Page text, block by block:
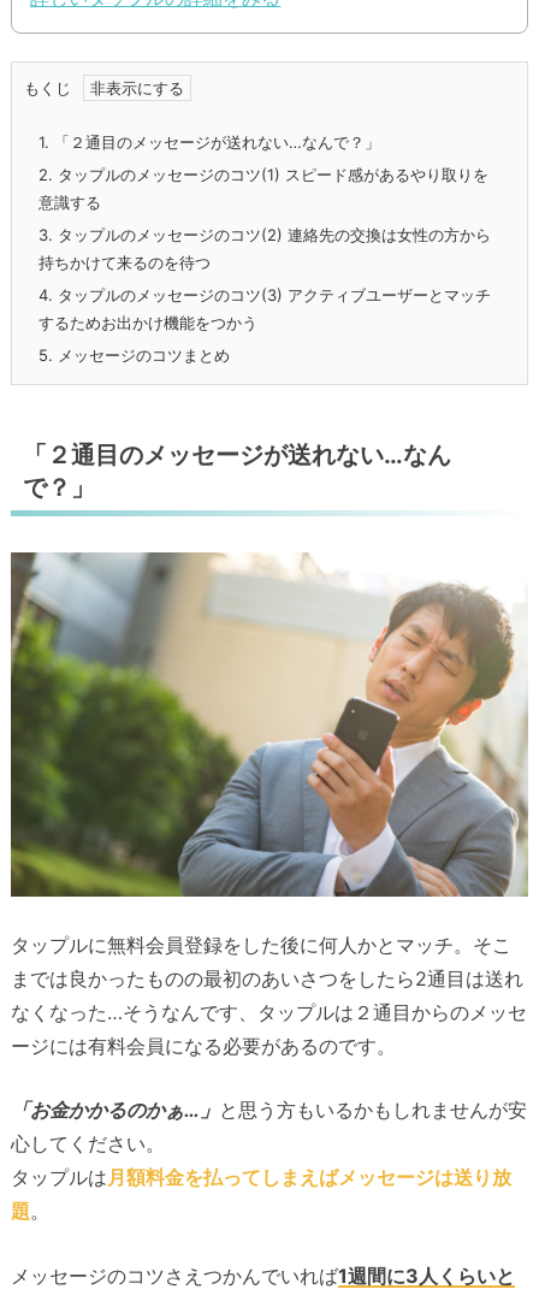
もくじ
1. 「２通目のメッセージが送れない…なんで？」
2. タップルのメッセージのコツ(1) スピード感があるやり取りを
意識する
3. タップルのメッセージのコツ(2) 連絡先の交換は女性の方から
持ちかけて来るのを待つ
4. タップルのメッセージのコツ(3) アクティブユーザーとマッチ
するためお出かけ機能をつかう
5. メッセージのコツまとめ
「２通目のメッセージが送れない…なん
で？」
タップルに無料会員登録をした後に何人かとマッチ。そこ
までは良かったものの最初のあいさつをしたら2通目は送れ
なくなった…そうなんです、タップルは２通目からのメッセ
ージには有料会員になる必要があるのです。
「お金かかるのかぁ…」 と思う方もいるかもしれませんが安
心してください。
タップルは月額料金を払ってしまえばメッセージは送り放
題。
メッセージのコツさえつかんでいれば1週間に3人くらいと